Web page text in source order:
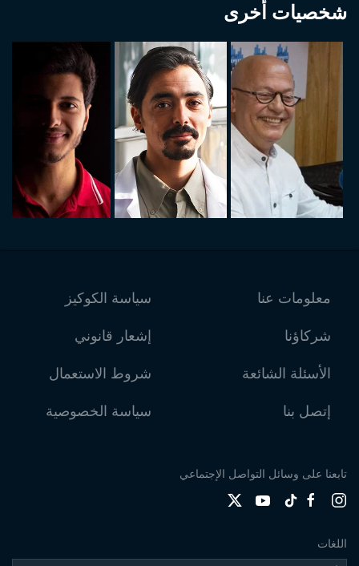
شخصيات أخرى
معلومات عنا
شركاؤنا
الأسئلة الشائعة
إتصل بنا
سياسة الكوكيز
إشعار قانوني
شروط الاستعمال
سياسة الخصوصية
تابعنا على وسائل التواصل الإجتماعي
اللغات